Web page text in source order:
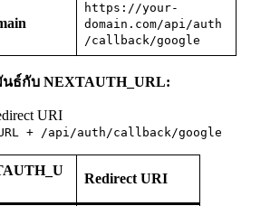
https://your-
domain.com/api/auth
/callback/google
ธ์กับ NEXTAUTH_URL:
URI
+ /api/auth/callback/google
Redirect URI